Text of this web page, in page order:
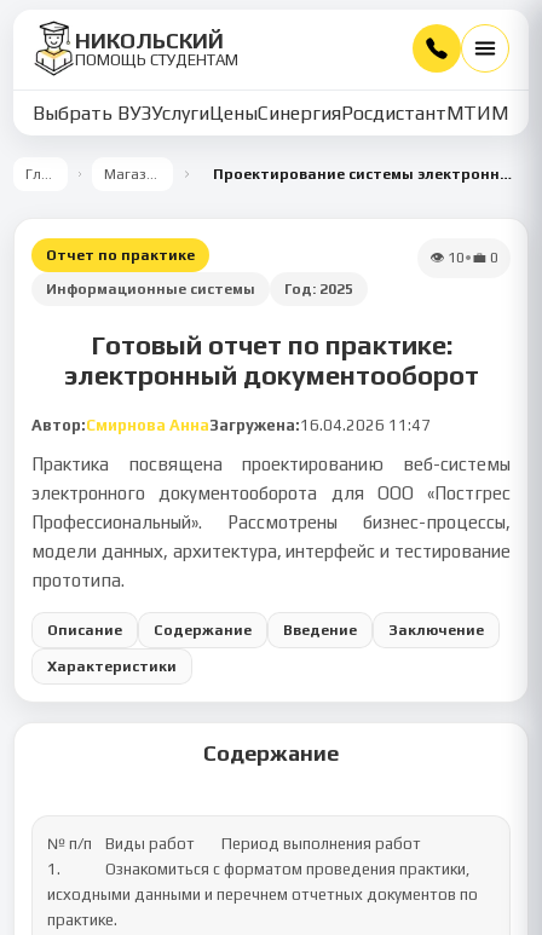
НИКОЛЬСКИЙ
ПОМОЩЬ СТУДЕНТАМ
Выбрать ВУЗУслугиЦеныСинергияРосдистантМТИММУ
Главная Магазин работ Проектирование системы электронного документооборота для ИТ-компании
Отчет по практике
Информационные системы
Год: 2025
👁 10•💼 0
Готовый отчет по практике:
электронный документооборот
Автор:Смирнова АннаЗагружена:16.04.2026 11:47
Практика посвящена проектированию веб-системы
электронного документооборота для ООО «Постгрес
Профессиональный». Рассмотрены бизнес-процессы,
модели данных, архитектура, интерфейс и тестирование
прототипа.
Описание Содержание Введение Заключение
Характеристики
Содержание
№ п/п	Виды работ	Период выполнения работ
1.		Ознакомиться с форматом проведения практики,
исходными данными и перечнем отчетных документов по
практике.